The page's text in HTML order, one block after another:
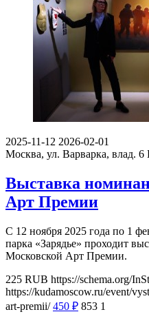
2025-11-12 2026-02-01
Москва, ул. Варварка, влад. 6
Выставка
Арт Премии
С 12 ноября 2025 года по 1
парка «Зарядье» проходит
Московской Арт Премии.
225 RUB https://schema.org/
https://kudamoscow.ru/event/
art-premii/ 450 ₽ 853 1